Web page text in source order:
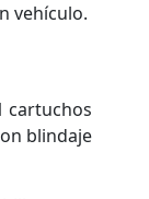
vehículo.
cartuchos
blindaje